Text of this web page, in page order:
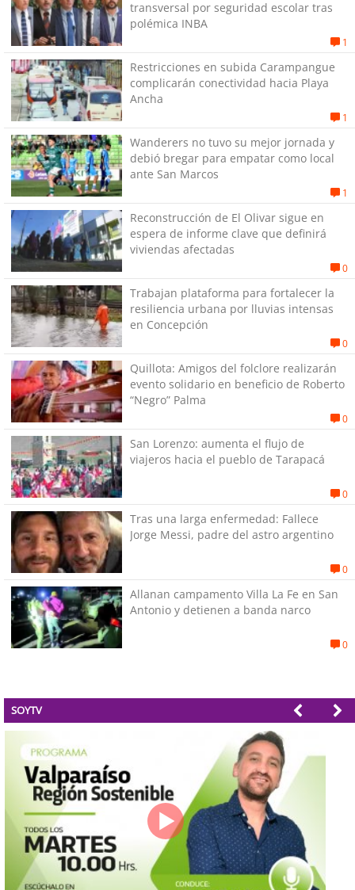
transversal por seguridad escolar tras
polémica INBA
1
Restricciones en subida Carampangue
complicarán conectividad hacia Playa
Ancha
1
Wanderers no tuvo su mejor jornada y
debió bregar para empatar como local
ante San Marcos
1
Reconstrucción de El Olivar sigue en
espera de informe clave que definirá
viviendas afectadas
0
Trabajan plataforma para fortalecer la
resiliencia urbana por lluvias intensas
en Concepción
0
Quillota: Amigos del folclore realizarán
evento solidario en beneficio de Roberto
“Negro” Palma
0
San Lorenzo: aumenta el flujo de
viajeros hacia el pueblo de Tarapacá
0
Tras una larga enfermedad: Fallece
Jorge Messi, padre del astro argentino
0
Allanan campamento Villa La Fe en San
Antonio y detienen a banda narco
0
SOYTV